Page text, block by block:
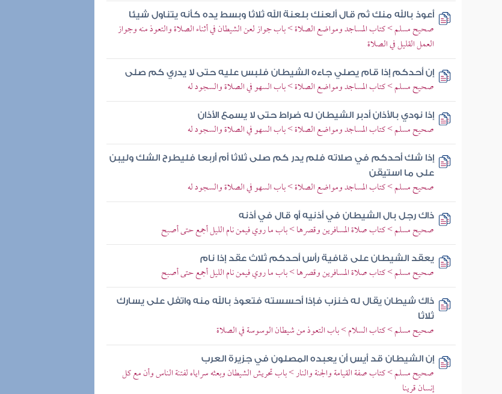
أعوذ بالله منك ثم قال ألعنك بلعنة الله ثلاثا وبسط يده كأنه يتناول شيئا
صحيح مسلم > كتاب المساجد ومواضع الصلاة > باب جواز لعن الشيطان في أثناء الصلاة والتعوذ منه وجواز
العمل القليل في الصلاة
إن أحدكم إذا قام يصلي جاءه الشيطان فلبس عليه حتى لا يدري كم صلى
صحيح مسلم > كتاب المساجد ومواضع الصلاة > باب السهو في الصلاة والسجود له
إذا نودي بالأذان أدبر الشيطان له ضراط حتى لا يسمع الأذان
صحيح مسلم > كتاب المساجد ومواضع الصلاة > باب السهو في الصلاة والسجود له
إذا شك أحدكم في صلاته فلم يدر كم صلى ثلاثا أم أربعا فليطرح الشك وليبن
على ما استيقن
صحيح مسلم > كتاب المساجد ومواضع الصلاة > باب السهو في الصلاة والسجود له
ذاك رجل بال الشيطان في أذنيه أو قال في أذنه
صحيح مسلم > كتاب صلاة المسافرين وقصرها > باب ما روي فيمن نام الليل أجمع حتى أصبح
يعقد الشيطان على قافية رأس أحدكم ثلاث عقد إذا نام
صحيح مسلم > كتاب صلاة المسافرين وقصرها > باب ما روي فيمن نام الليل أجمع حتى أصبح
ذاك شيطان يقال له خنزب فإذا أحسسته فتعوذ بالله منه واتفل على يسارك
ثلاثا
صحيح مسلم > كتاب السلام > باب التعوذ من شيطان الوسوسة في الصلاة
إن الشيطان قد أيس أن يعبده المصلون في جزيرة العرب
صحيح مسلم > كتاب صفة القيامة والجنة والنار > باب تحريش الشيطان وبعثه سراياه لفتنة الناس وأن مع كل
إنسان قرينا